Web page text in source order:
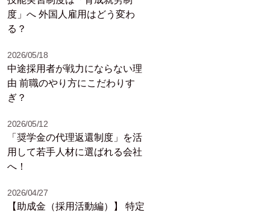
度」へ 外国人雇用はどう変わ
る？
2026/05/18
中途採用者が戦力にならない理
由 前職のやり方にこだわりす
ぎ？
2026/05/12
「奨学金の代理返還制度」を活
用して若手人材に選ばれる会社
へ！
2026/04/27
【助成金（採用活動編）】 特定